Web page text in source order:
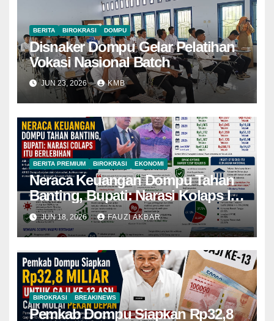
BERITA BIROKRASI DOMPU
Disnaker Dompu Gelar Pelatihan
Vokasi Nasional Batch
JUN 23, 2026 KMB
BERITA PREMIUM BIROKRASI EKONOMI
Neraca Keuangan Dompu Tahan
Banting, Bupati: Narasi Kolaps Itu
Berlebihan
JUN 18, 2026 FAUZI AKBAR
BIROKRASI BREAKINEWS
Pemkab Dompu Siapkan Rp32,8